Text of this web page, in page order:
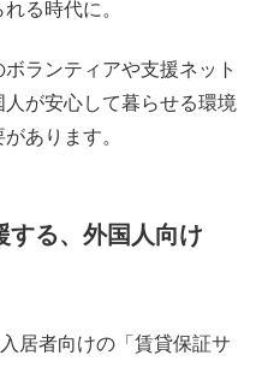
る時代に。
ランティアや支援ネット
が安心して暮らせる環境
あります。
する、外国人向け
居者向けの「賃貸保証サ